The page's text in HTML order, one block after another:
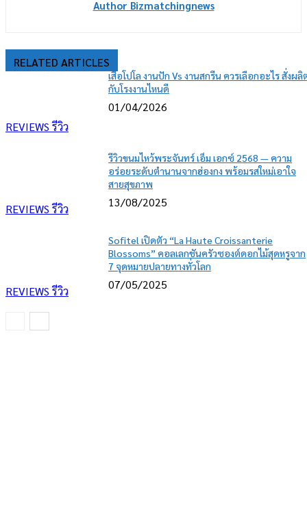
Author Bizmatchingnews
RELATED ARTICLES
REVIEWS รีวิว
เสื้อโปโล งานปัก Vs งานสกรีน ควรเลือกอะไร สั่งผลิ
กับโรงงานไหนดี
01/04/2026
REVIEWS รีวิว
รีวิวขนมไหว้พระจันทร์ เอ็ม เอกซ์ 2568 — ความ
อร่อยระดับตำนานจากฮ่องกง พร้อมรสใหม่เอาใจ
สายสุขภาพ
13/08/2025
REVIEWS รีวิว
Sofitel เปิดตัว “La Haute Croissanterie
Blossoms” คอลเลกชันครัวซองต์ดอกไม้สุดหรูจาก
7 จุดหมายปลายทางทั่วโลก
07/05/2025